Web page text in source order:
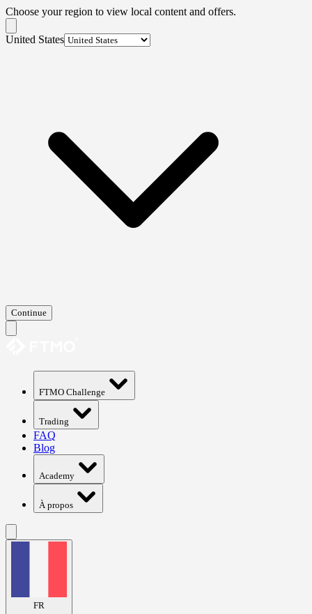
Choose your region to view local content and offers.
United States
Continue
FTMO Challenge
Trading
FAQ
Blog
Academy
À propos
FR